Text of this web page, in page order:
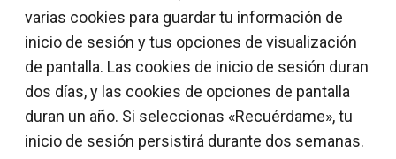
varias cookies para guardar tu información de
inicio de sesión y tus opciones de visualización
de pantalla. Las cookies de inicio de sesión duran
dos días, y las cookies de opciones de pantalla
duran un año. Si seleccionas «Recuérdame», tu
inicio de sesión persistirá durante dos semanas.